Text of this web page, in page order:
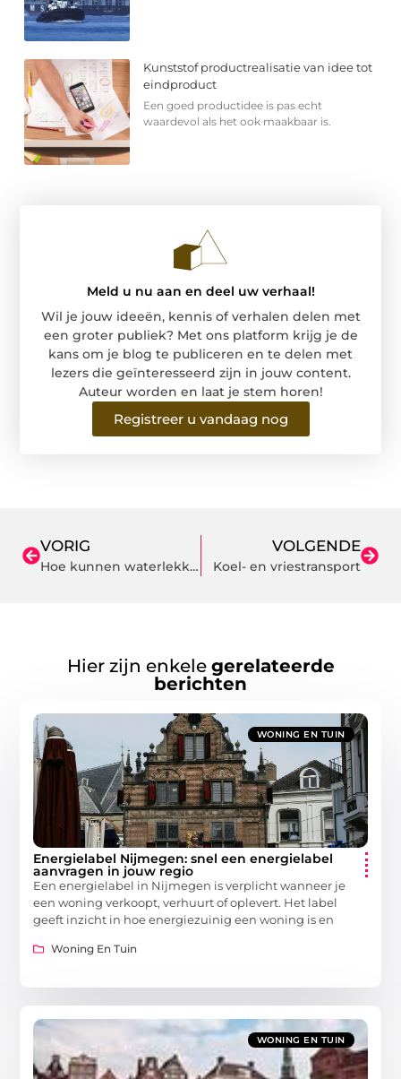
Kunststof productrealisatie van idee tot
eindproduct
Een goed productidee is pas echt
waardevol als het ook maakbaar is.
Meld u nu aan en deel uw verhaal!
Wil je jouw ideeën, kennis of verhalen delen met
een groter publiek? Met ons platform krijg je de
kans om je blog te publiceren en te delen met
lezers die geïnteresseerd zijn in jouw content.
Auteur worden en laat je stem horen!
Registreer u vandaag nog
VORIG
Hoe kunnen waterlekken ontstaan in leidingen?
VOLGENDE
Koel- en vriestransport
Hier zijn enkele gerelateerde
berichten
WONING EN TUIN
Energielabel Nijmegen: snel een energielabel
aanvragen in jouw regio
Een energielabel in Nijmegen is verplicht wanneer je
een woning verkoopt, verhuurt of oplevert. Het label
geeft inzicht in hoe energiezuinig een woning is en
Woning En Tuin
WONING EN TUIN